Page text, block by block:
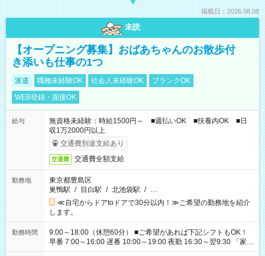
掲載日：2026.08.08
未読
【オープニング募集】おばあちゃんのお散歩付
き添いも仕事の1つ
派遣 職種未経験OK 社会人未経験OK
ブランクOK
WEB登録・面接OK
給与
無資格未経験：時給1500円～ ■週払いOK ■扶養内OK ■日
収1万2000円以上
交通費別途支給あり
交通費 交通費全額支給
勤務地
東京都豊島区
巣鴨駅 / 目白駅 / 北池袋駅 / …
≪自宅からドアtoドアで30分以内！≫ご希望の勤務地を紹介
します。
勤務時間
9:00～18:00（休憩60分） ■ご希望があれば下記シフトもOK！
早番 7:00～16:00 遅番 10:00～19:00 夜勤 16:30～翌9:30 「家族
と休みを合わせたい」 「余裕を持って夕飯の準備がしたい」